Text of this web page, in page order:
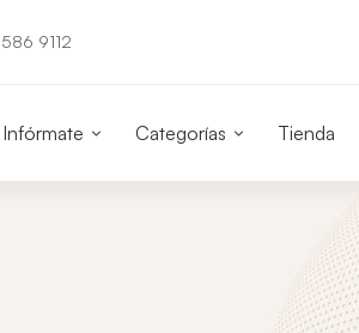
9112
Infórmate Categorías Tienda